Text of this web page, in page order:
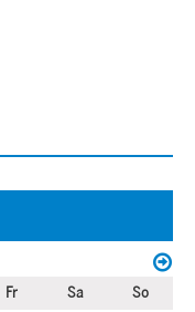
Fr Sa
So